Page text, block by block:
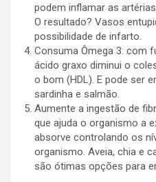
podem inflamar as
O resultado? Vasos
possibilidade de infarto.
Consuma Ômega 3: com
ácido graxo diminui o
o bom (HDL). E pode ser
sardinha e salmão.
Aumente a ingestão de
que ajuda o organismo a
absorve controlando os
organismo. Aveia, chia e
são ótimas opções para